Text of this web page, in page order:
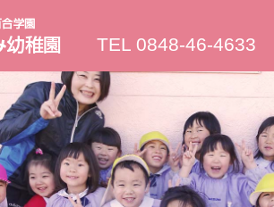
新
高
山
め
TEL 0848-46-4633